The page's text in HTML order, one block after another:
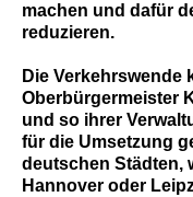
machen und dafür
reduzieren.
Die Verkehrswende
Oberbürgermeister
und so ihrer
für die Umsetzung
deutschen Städten,
Hannover oder